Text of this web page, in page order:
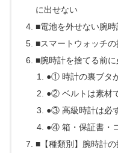
に出せない
■電池を外せない腕時
■スマートウォッチ
■腕時計を捨てる前
●① 時計の裏ブタ
●② ベルトは素材
●③ 高級時計は必
●④ 箱・保証書・
■【種類別】腕時計